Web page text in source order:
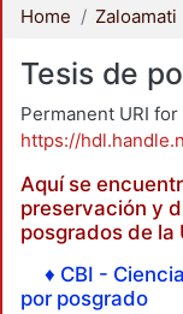
Home Zaloamati
Tesis de
Permanent URI
https://
Aquí se
preservación y
posgrados de la
♦ CBI -
por posgrado